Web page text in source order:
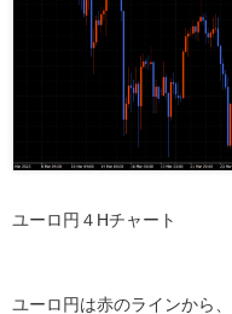
ユーロ円４Hチャート
ユーロ円は赤のラインから